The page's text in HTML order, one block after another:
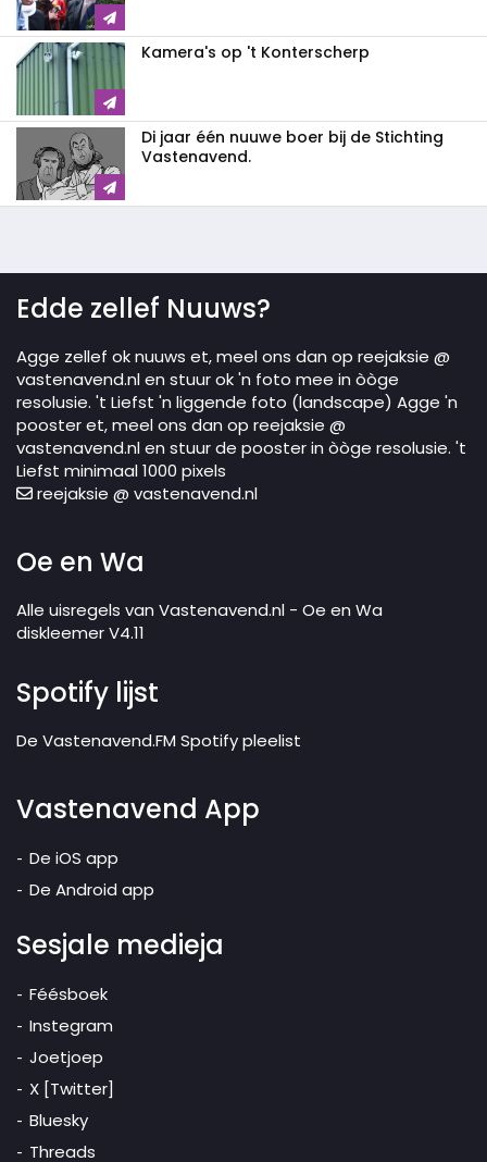
Kamera's op 't Konterscherp
Di jaar één nuuwe boer bij de Stichting
Vastenavend.
Edde zellef Nuuws?
Agge zellef ok nuuws et, meel ons dan op reejaksie @
vastenavend.nl en stuur ok 'n foto mee in òòge
resolusie. 't Liefst 'n liggende foto (landscape) Agge 'n
pooster et, meel ons dan op reejaksie @
vastenavend.nl en stuur de pooster in òòge resolusie. 't
Liefst minimaal 1000 pixels
reejaksie @ vastenavend.nl
Oe en Wa
Alle uisregels van Vastenavend.nl - Oe en Wa
diskleemer V4.11
Spotify lijst
De Vastenavend.FM Spotify pleelist
Vastenavend App
De iOS app
De Android app
Sesjale medieja
Féésboek
Instegram
Joetjoep
X [Twitter]
Bluesky
Threads